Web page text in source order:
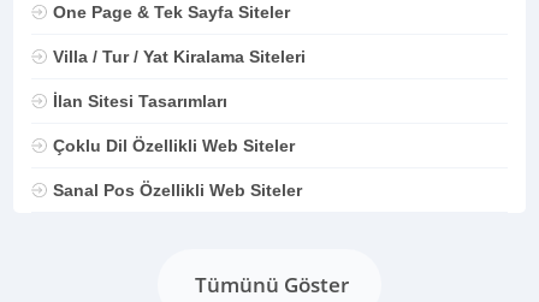
One Page & Tek Sayfa Siteler
Villa / Tur / Yat Kiralama Siteleri
İlan Sitesi Tasarımları
Çoklu Dil Özellikli Web Siteler
Sanal Pos Özellikli Web Siteler
Tümünü Göster